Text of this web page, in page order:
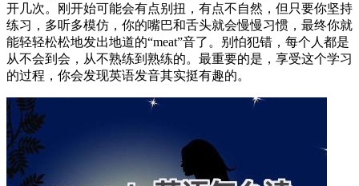
开几次。刚开始可能会有点别扭，有点不自然，但只要你坚持
练习，多听多模仿，你的嘴巴和舌头就会慢慢习惯，最终你就
能轻轻松松地发出地道的“meat”音了。别怕犯错，每个人都是
从不会到会，从不熟练到熟练的。最重要的是，享受这个学习
的过程，你会发现英语发音其实挺有趣的。